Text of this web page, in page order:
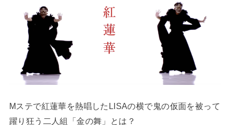
Mステで紅蓮華を熱唱したLISAの横で鬼の仮面を被って
躍り狂う二人組「金の舞」とは？